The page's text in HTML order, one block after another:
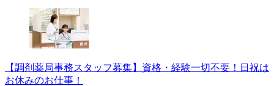
【調剤薬局事務スタッフ募集】資格・経験一切不要！日祝は
お休みのお仕事！